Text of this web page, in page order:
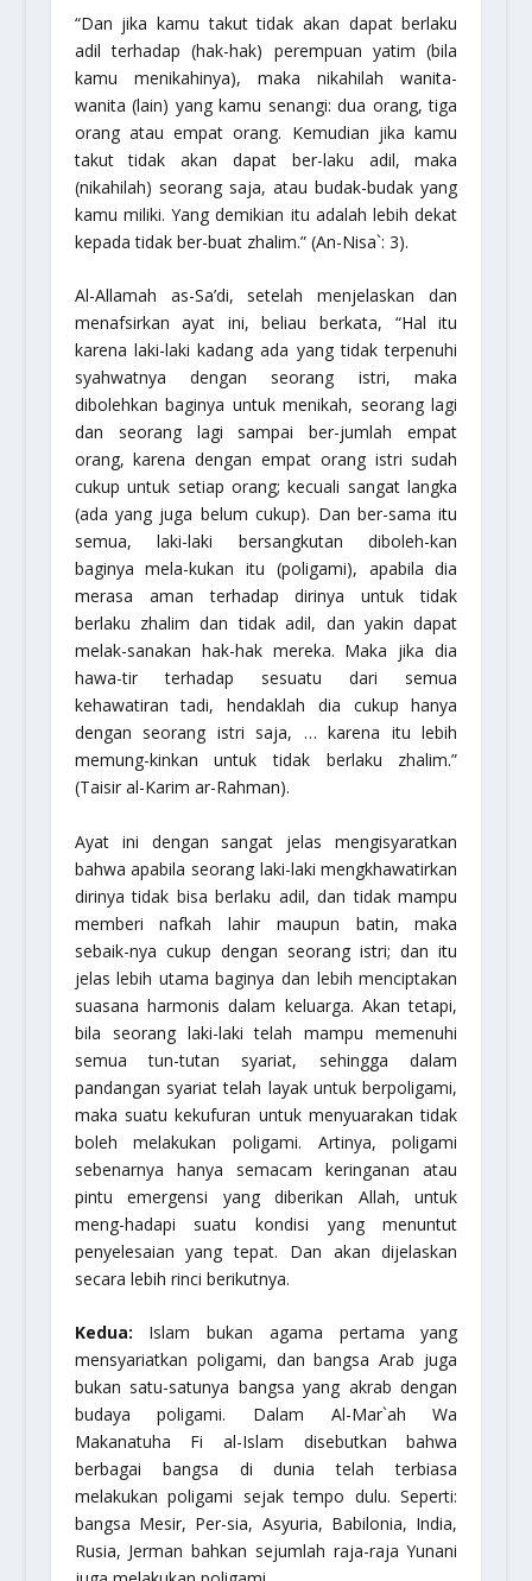
“Dan jika kamu takut tidak akan dapat berlaku
adil terhadap (hak-hak) perempuan yatim (bila
kamu menikahinya), maka nikahilah wanita-
wanita (lain) yang kamu senangi: dua orang, tiga
orang atau empat orang. Kemudian jika kamu
takut tidak akan dapat ber-laku adil, maka
(nikahilah) seorang saja, atau budak-budak yang
kamu miliki. Yang demikian itu adalah lebih dekat
kepada tidak ber-buat zhalim.”(An-Nisa`: 3).
Al-Allamah as-Sa’di, setelah menjelaskan dan
menafsirkan ayat ini, beliau berkata, “Hal itu
karena laki-laki kadang ada yang tidak terpenuhi
syahwatnya dengan seorang istri, maka
dibolehkan baginya untuk menikah, seorang lagi
dan seorang lagi sampai ber-jumlah empat
orang, karena dengan empat orang istri sudah
cukup untuk setiap orang; kecuali sangat langka
(ada yang juga belum cukup). Dan ber-sama itu
semua, laki-laki bersangkutan diboleh-kan
baginya mela-kukan itu (poligami), apabila dia
merasa aman terhadap dirinya untuk tidak
berlaku zhalim dan tidak adil, dan yakin dapat
melak-sanakan hak-hak mereka. Maka jika dia
hawa-tir terhadap sesuatu dari semua
kehawatiran tadi, hendaklah dia cukup hanya
dengan seorang istri saja, … karena itu lebih
memung-kinkan untuk tidak berlaku zhalim.”
(Taisir al-Karim ar-Rahman).
Ayat ini dengan sangat jelas mengisyaratkan
bahwa apabila seorang laki-laki mengkhawatirkan
dirinya tidak bisa berlaku adil, dan tidak mampu
memberi nafkah lahir maupun batin, maka
sebaik-nya cukup dengan seorang istri; dan itu
jelas lebih utama baginya dan lebih menciptakan
suasana harmonis dalam keluarga. Akan tetapi,
bila seorang laki-laki telah mampu memenuhi
semua tun-tutan syariat, sehingga dalam
pandangan syariat telah layak untuk berpoligami,
maka suatu kekufuran untuk menyuarakan tidak
boleh melakukan poligami. Artinya, poligami
sebenarnya hanya semacam keringanan atau
pintu emergensi yang diberikan Allah, untuk
meng-hadapi suatu kondisi yang menuntut
penyelesaian yang tepat. Dan akan dijelaskan
secara lebih rinci berikutnya.
Kedua: Islam bukan agama pertama yang
mensyariatkan poligami, dan bangsa Arab juga
bukan satu-satunya bangsa yang akrab dengan
budaya poligami. Dalam Al-Mar`ah Wa
Makanatuha Fi al-Islam disebutkan bahwa
berbagai bangsa di dunia telah terbiasa
melakukan poligami sejak tempo dulu. Seperti:
bangsa Mesir, Per-sia, Asyuria, Babilonia, India,
Rusia, Jerman bahkan sejumlah raja-raja Yunani